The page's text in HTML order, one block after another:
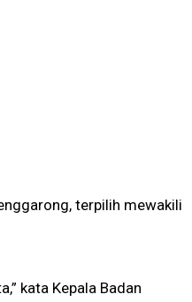
terpilih mewakili
kata Kepala Badan